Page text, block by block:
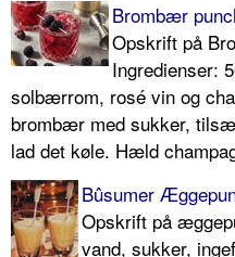
Brombær
Opskrift på
Ingredienser:
solbærrom, rosé vin og
brombær med sukker,
lad det køle. Hæld
Bûsumer
Opskrift på
vand, sukker,